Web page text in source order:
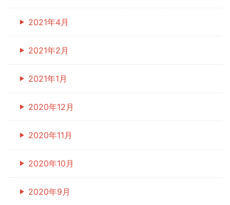
2021年4月
2021年2月
2021年1月
2020年12月
2020年11月
2020年10月
2020年9月